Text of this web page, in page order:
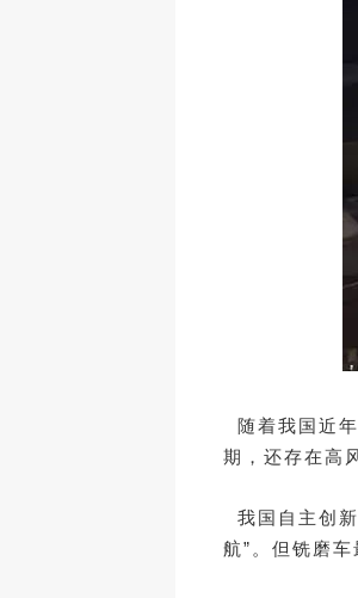
随着我国近
期，还存在高
我国自主创
航”。但铣磨